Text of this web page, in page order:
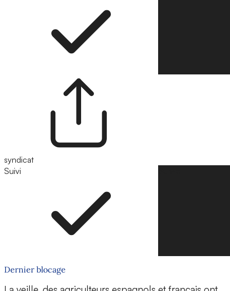
syndicat
Suivi
Dernier blocage